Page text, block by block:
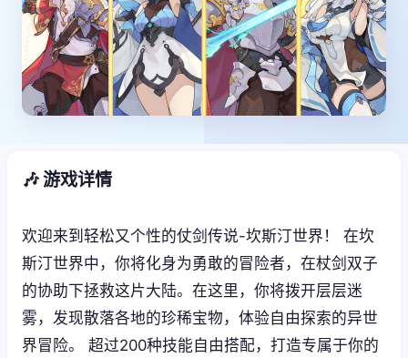
🎶 游戏详情
欢迎来到轻松又个性的仗剑传说-坎斯汀世界！ 在坎
斯汀世界中，你将化身为勇敢的冒险者，在杖剑双子
的协助下拯救这片大陆。在这里，你将拨开层层迷
雾，发现散落各地的珍稀宝物，体验自由探索的异世
界冒险。 超过200种技能自由搭配，打造专属于你的